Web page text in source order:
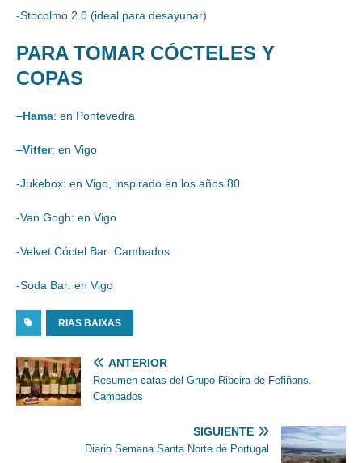
-Stocolmo 2.0 (ideal para desayunar)
PARA TOMAR CÓCTELES Y
COPAS
–Hama: en Pontevedra
–Vitter: en Vigo
-Jukebox: en Vigo, inspirado en los años 80
-Van Gogh: en Vigo
-Velvet Cóctel Bar: Cambados
-Soda Bar: en Vigo
RIAS BAIXAS
ANTERIOR
Resumen catas del Grupo Ribeira de Fefiñans.
Cambados
SIGUIENTE
Diario Semana Santa Norte de Portugal